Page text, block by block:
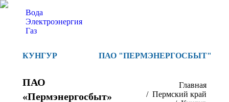
Вода
Электроэнергия
Газ
КУНГУР ПАО "ПЕРМЭНЕРГОСБЫТ"
ПАО
«Пермэнергосбыт»
Главная
Пермский край